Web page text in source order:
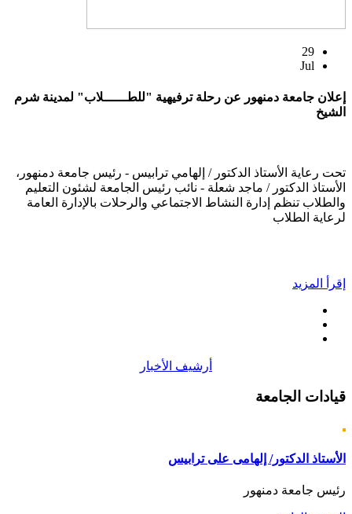
29
Jul
إعلان جامعة دمنهور عن رحلة ترفيهية "للطــــــلاب" لمدينة شرم
الشيخ
تحت رعاية الأستاذ الدكتور / إلهامي ترابيس - رئيس جامعة دمنهور،
الأستاذ الدكتور / ماجد شعلة - نائب رئيس الجامعة لشئون التعليم
والطلاب تنظم إدارة النشاط الاجتماعي والرحلات بالإدارة العامة
لرعاية الطلاب
إقرأ المزيد
أرشيف الأخبار
قيادات الجامعة
الأستاذ الدكتور/ إلهامى على ترابيس
رئيس جامعة دمنهور